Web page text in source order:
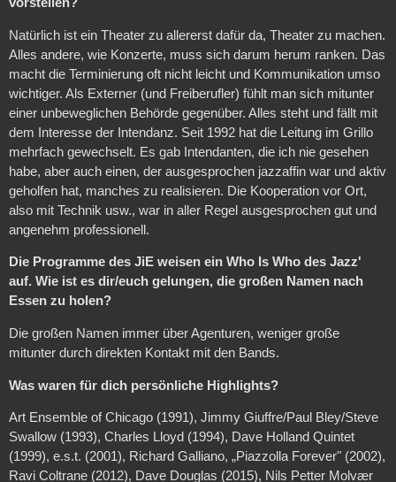
Natürlich ist ein Theater zu allererst dafür da, Theater zu machen.
Alles andere, wie Konzerte, muss sich darum herum ranken. Das
macht die Terminierung oft nicht leicht und Kommunikation umso
wichtiger. Als Externer (und Freiberufler) fühlt man sich mitunter
einer unbeweglichen Behörde gegenüber. Alles steht und fällt mit
dem Interesse der Intendanz. Seit 1992 hat die Leitung im Grillo
mehrfach gewechselt. Es gab Intendanten, die ich nie gesehen
habe, aber auch einen, der ausgesprochen jazzaffin war und aktiv
geholfen hat, manches zu realisieren. Die Kooperation vor Ort,
also mit Technik usw., war in aller Regel ausgesprochen gut und
angenehm professionell.
Die Programme des JiE weisen ein Who Is Who des Jazz'
auf. Wie ist es dir/euch gelungen, die großen Namen nach
Essen zu holen?
Die großen Namen immer über Agenturen, weniger große
mitunter durch direkten Kontakt mit den Bands.
Was waren für dich persönliche Highlights?
Art Ensemble of Chicago (1991), Jimmy Giuffre/Paul Bley/Steve
Swallow (1993), Charles Lloyd (1994), Dave Holland Quintet
(1999), e.s.t. (2001), Richard Galliano, „Piazzolla Forever" (2002),
Ravi Coltrane (2012), Dave Douglas (2015), Nils Petter Molvær